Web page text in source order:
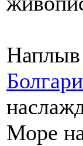
Наплыв
Море